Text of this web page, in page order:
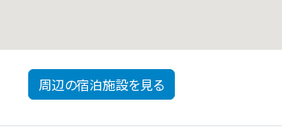
周辺の宿泊施設を見る